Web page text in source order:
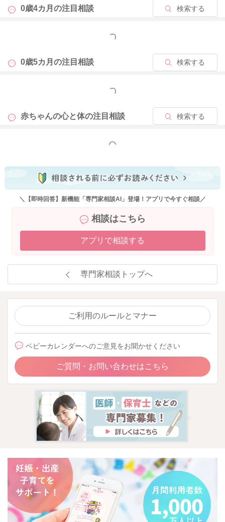
0歳4カ月の注目相談 検索する
もっと見る
0歳5カ月の注目相談 検索する
もっと見る
赤ちゃんの心と体の注目相談 検索する
もっと見る
＼【即時回答】新機能「専門家相談AI」登場！アプリで今すぐ相談／
相談はこちら
アプリで相談する
専門家相談トップへ
ご利用のルールとマナー
ベビーカレンダーへのご意見をお聞かせください
ご質問・お問い合わせはこちら